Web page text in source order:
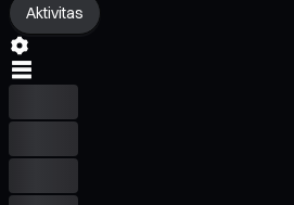
Aktivitas